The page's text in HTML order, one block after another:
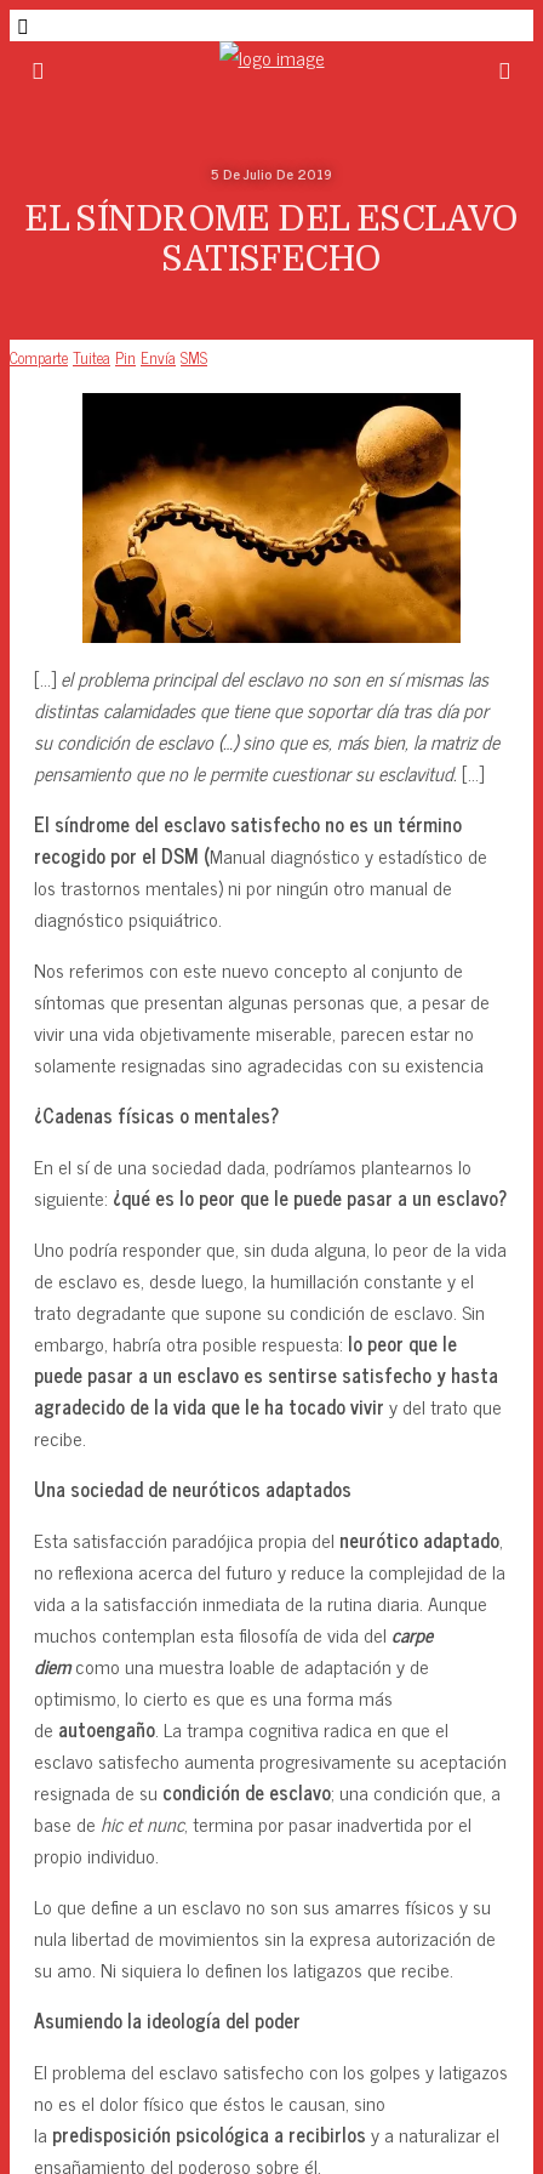
5 De Julio De 2019
EL SÍNDROME DEL ESCLAVO
SATISFECHO
ComparteTuitea Pin Envía SMS
[…]el problema principal del esclavo no son en sí mismas las
distintas calamidades que tiene que soportar día tras día por
su condición de esclavo (…) sino que es, más bien, la matriz de
pensamiento que no le permite cuestionar su esclavitud. […]
El síndrome del esclavo satisfecho no es un término
recogido por el DSM (Manual diagnóstico y estadístico de
los trastornos mentales) ni por ningún otro manual de
diagnóstico psiquiátrico.
Nos referimos con este nuevo concepto al conjunto de
síntomas que presentan algunas personas que, a pesar de
vivir una vida objetivamente miserable, parecen estar no
solamente resignadas sino agradecidas con su existencia
¿Cadenas físicas o mentales?
En el sí de una sociedad dada, podríamos plantearnos lo
siguiente: ¿qué es lo peor que le puede pasar a un esclavo?
Uno podría responder que, sin duda alguna, lo peor de la vida
de esclavo es, desde luego, la humillación constante y el
trato degradante que supone su condición de esclavo. Sin
embargo, habría otra posible respuesta: lo peor que le
puede pasar a un esclavo es sentirse satisfecho y hasta
agradecido de la vida que le ha tocado viviry del trato que
recibe.
Una sociedad de neuróticos adaptados
Esta satisfacción paradójica propia del neurótico adaptado,
no reflexiona acerca del futuro y reduce la complejidad de la
vida a la satisfacción inmediata de la rutina diaria. Aunque
muchos contemplan esta filosofía de vida del carpe
diemcomo una muestra loable de adaptación y de
optimismo, lo cierto es que es una forma más
de autoengaño. La trampa cognitiva radica en que el
esclavo satisfecho aumenta progresivamente su aceptación
resignada de su condición de esclavo; una condición que, a
base de hic et nunc, termina por pasar inadvertida por el
propio individuo.
Lo que define a un esclavo no son sus amarres físicos y su
nula libertad de movimientos sin la expresa autorización de
su amo. Ni siquiera lo definen los latigazos que recibe.
Asumiendo la ideología del poder
El problema del esclavo satisfecho con los golpes y latigazos
no es el dolor físico que éstos le causan, sino
la predisposición psicológica a recibirlosy a naturalizar el
ensañamiento del poderoso sobre él.